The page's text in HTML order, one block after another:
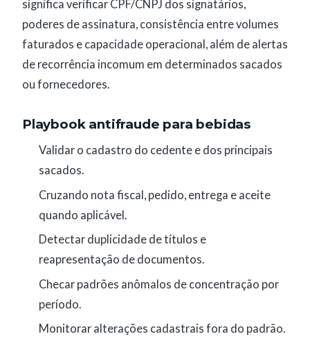
significa verificar CPF/CNPJ dos signatários,
poderes de assinatura, consistência entre volumes
faturados e capacidade operacional, além de alertas
de recorrência incomum em determinados sacados
ou fornecedores.
Playbook antifraude para bebidas
Validar o cadastro do cedente e dos principais
sacados.
Cruzando nota fiscal, pedido, entrega e aceite
quando aplicável.
Detectar duplicidade de títulos e
reapresentação de documentos.
Checar padrões anômalos de concentração por
período.
Monitorar alterações cadastrais fora do padrão.